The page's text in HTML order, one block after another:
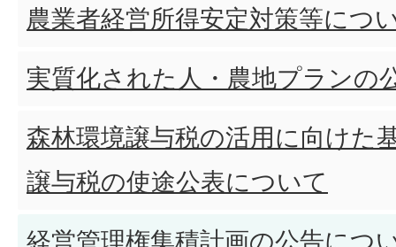
農業者経営所得安定対策等につ
実質化された人・農地プランの
森林環境譲与税の活用に向けた
譲与税の使途公表について